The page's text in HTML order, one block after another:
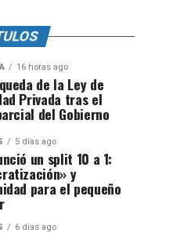
16 horas ago
de la Ley de
Privada tras el
del Gobierno
5 días ago
un split 10 a 1:
y
para el pequeño
6 días ago